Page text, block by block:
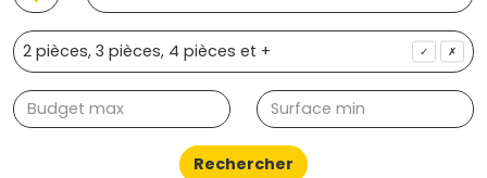
✓ ✗
Rechercher